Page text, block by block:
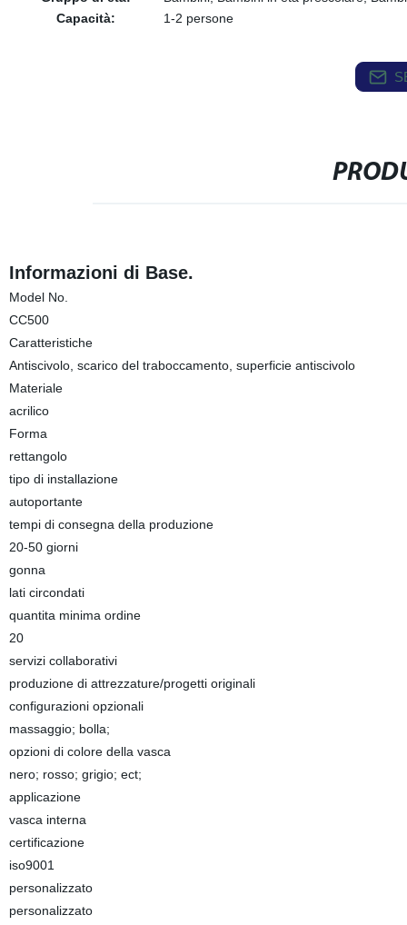
Capacità:
1-2 persone
Informazioni di Base.
Model No.
CC500
Caratteristiche
Antiscivolo, scarico del traboccamento, superficie antiscivolo
Materiale
acrilico
Forma
rettangolo
tipo di installazione
autoportante
tempi di consegna della produzione
20-50 giorni
gonna
lati circondati
quantita minima ordine
20
servizi collaborativi
produzione di attrezzature/progetti originali
configurazioni opzionali
massaggio; bolla;
opzioni di colore della vasca
nero; rosso; grigio; ect;
applicazione
vasca interna
certificazione
iso9001
personalizzato
personalizzato